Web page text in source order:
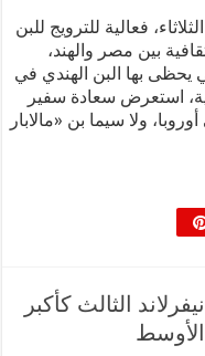
فعالية للترويج للبن
بين مصر والهند،
بها البن الهندي في
استعرض سعادة سفير
ولا سيما بن «مالابار
الثالث كأكبر